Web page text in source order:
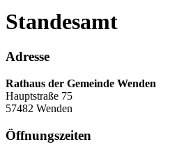
Standesamt
Adresse
Rathaus der Gemeinde Wenden
Hauptstraße 75
57482 Wenden
Öffnungszeiten